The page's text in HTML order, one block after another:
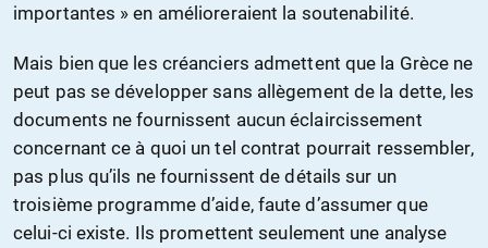
importantes » en amélioreraient la soutenabilité.
Mais bien que les créanciers admettent que la Grèce ne
peut pas se développer sans allègement de la dette, les
documents ne fournissent aucun éclaircissement
concernant ce à quoi un tel contrat pourrait ressembler,
pas plus qu’ils ne fournissent de détails sur un
troisième programme d’aide, faute d’assumer que
celui-ci existe. Ils promettent seulement une analyse